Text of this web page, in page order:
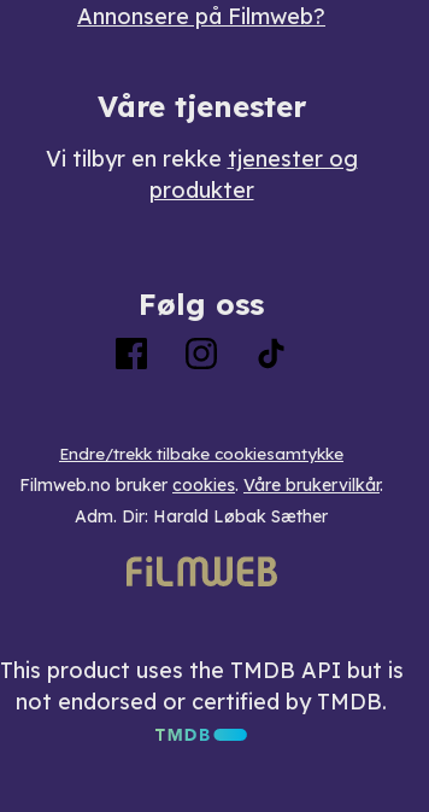
Annonsere på Filmweb?
Våre tjenester
Vi tilbyr en rekke tjenester og
produkter
Følg oss
Endre/trekk tilbake cookiesamtykke
Filmweb.no bruker cookies. Våre brukervilkår.
Adm. Dir: Harald Løbak Sæther
This product uses the TMDB API but is
not endorsed or certified by TMDB.